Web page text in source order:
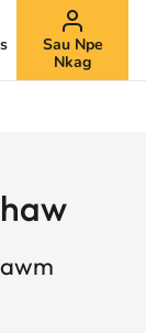
Sau Npe
Nkag